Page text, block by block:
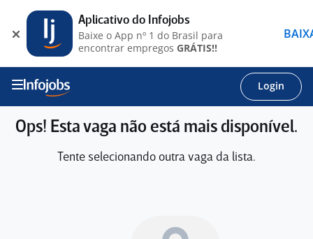
Login
Ops! Esta vaga não está mais disponível.
Tente selecionando outra vaga da lista.
Aplicativo do Infojobs
Baixe o App nº 1 do Brasil para
encontrar empregos GRÁTIS!!